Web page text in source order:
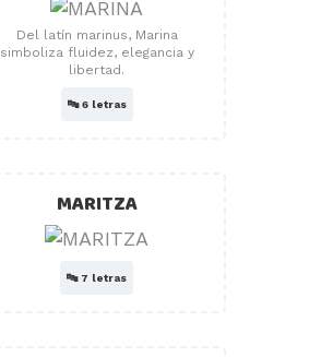
Del latín marinus, Marina
simboliza fluidez, elegancia y
libertad.
🔤6 letras
MARITZA
🔤 7 letras